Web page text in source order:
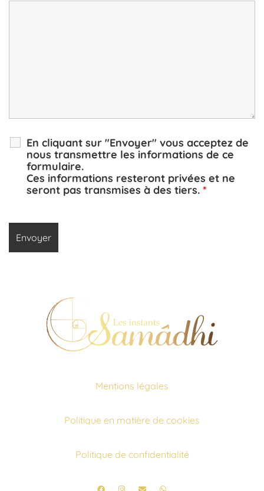
En cliquant sur "Envoyer" vous acceptez de
nous transmettre les informations de ce
formulaire.
Ces informations resteront privées et ne
seront pas transmises à des tiers. *
Mentions légales
Politique en matière de cookies
Politique de confidentialité